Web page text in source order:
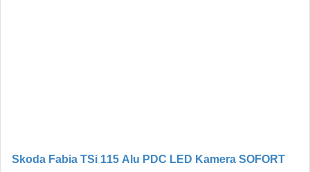
Skoda Fabia TSi 115 Alu PDC LED Kamera SOFORT